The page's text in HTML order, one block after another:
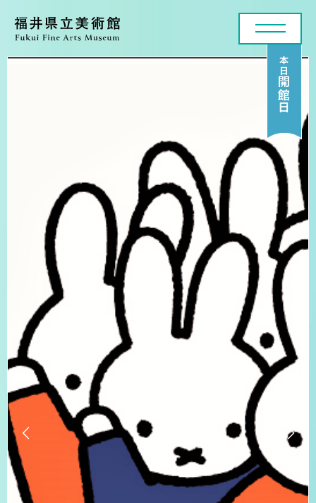
本日
開館日
各種申請・実技講座
コレクション
美術館について
お問い合わせフォーム
プライバシーポリシー
サイトマップ